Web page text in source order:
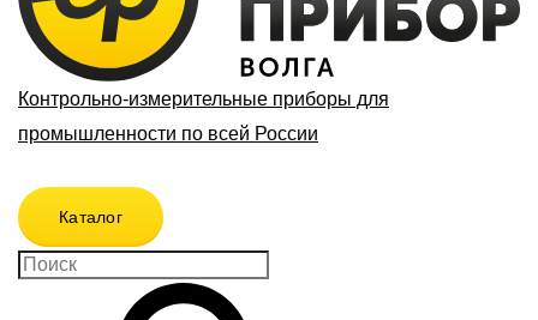
Контрольно-измерительные приборы для
промышленности по всей России
Каталог